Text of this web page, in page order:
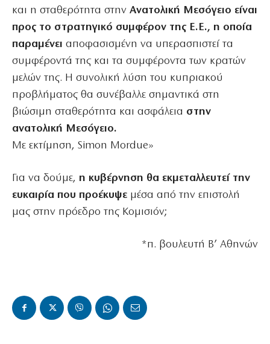
και η σταθερότητα στην Ανατολική Μεσόγειο είναι
προς το στρατηγικό συμφέρον της Ε.Ε., η οποία
παραμένει αποφασισμένη να υπερασπιστεί τα
συμφέροντά της και τα συμφέροντα των κρατών
μελών της. Η συνολική λύση του κυπριακού
προβλήματος θα συνέβαλλε σημαντικά στη
βιώσιμη σταθερότητα και ασφάλεια στην
ανατολική Μεσόγειο.
Με εκτίμηση, Simon Mordue»
Για να δούμε, η κυβέρνηση θα εκμεταλλευτεί την
ευκαιρία που προέκυψε μέσα από την επιστολή
μας στην πρόεδρο της Κομισιόν;
*π. βουλευτή Β’ Αθηνών